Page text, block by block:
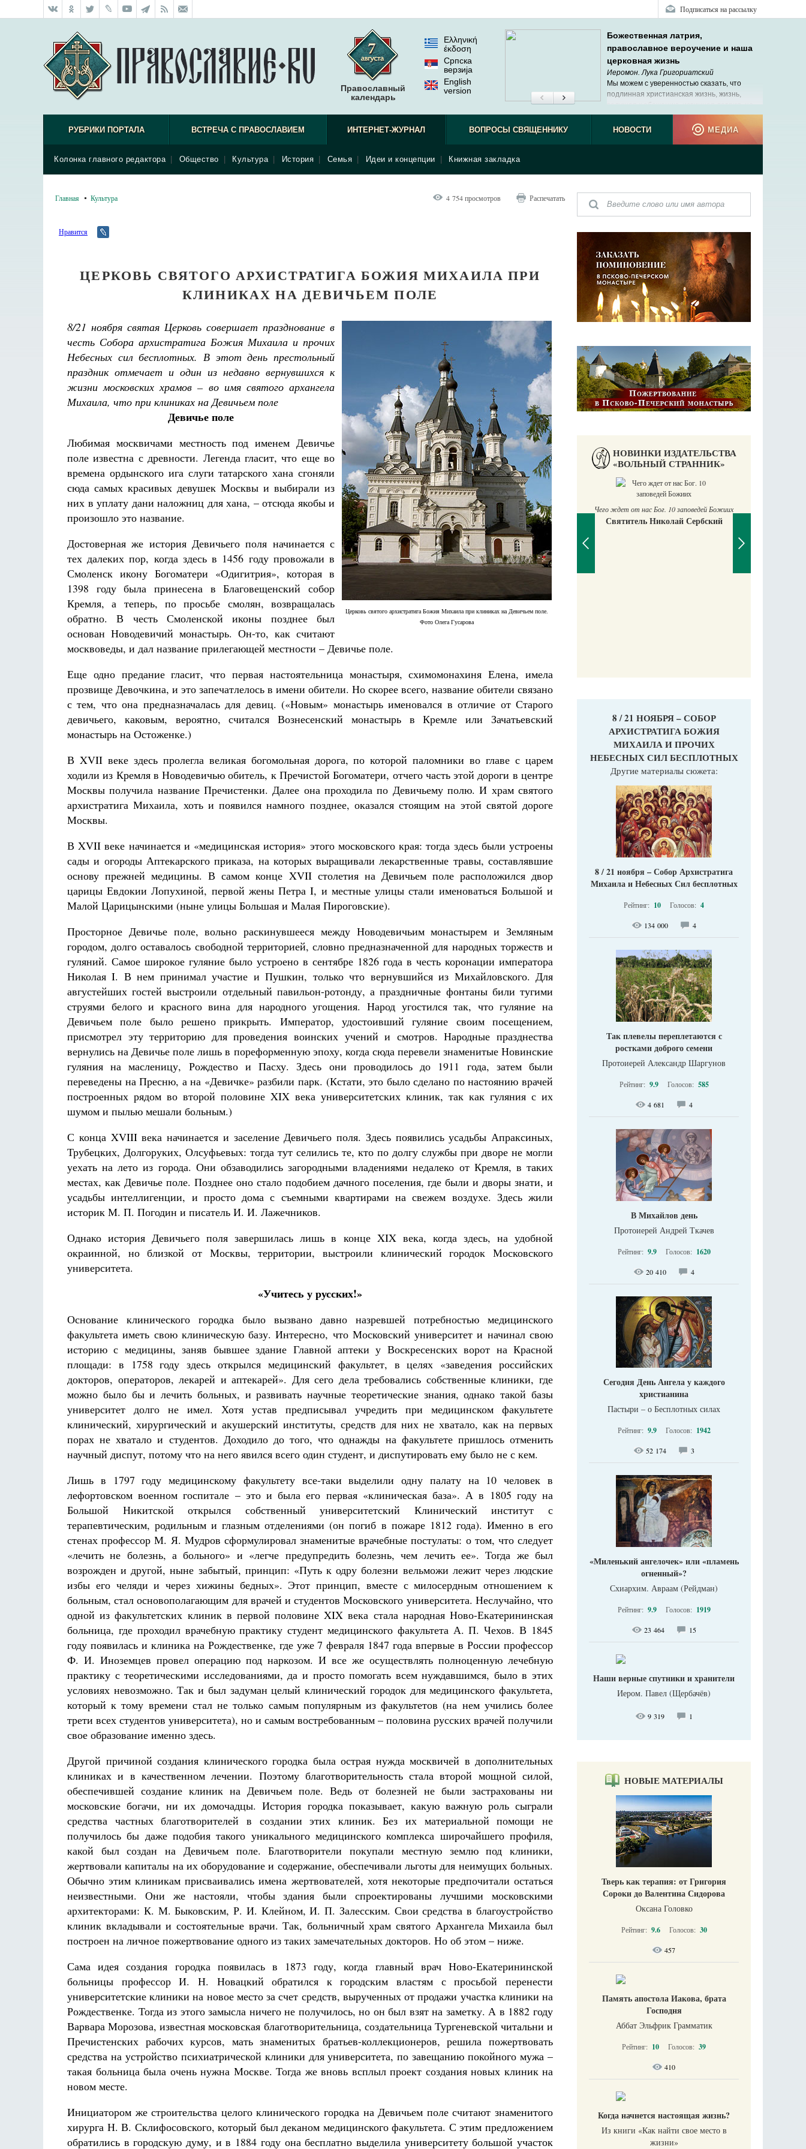
Подписаться на рассылку
Православный
календарь
Ελληνική
έκδοση
Српска
верзиjа
English
version
Божественная латрия,
православное вероучение и наша
церковная жизнь
Иеромон. Лука Григориатский
Мы можем с уверенностью сказать, что
подлинная христианская жизнь, жизнь,
исчезли в наше время.
РУБРИКИ ПОРТАЛА ВСТРЕЧА С ПРАВОСЛАВИЕМ ИНТЕРНЕТ-ЖУРНАЛ
Колонка главного редактора Общество Культура История Семья Идеи и концепции Книжная закладка
ВОПРОСЫ СВЯЩЕННИКУ НОВОСТИ МЕДИА
Главная Культура 4 754 просмотров Распечатать
Нравится
ЦЕРКОВЬ СВЯТОГО АРХИСТРАТИГА БОЖИЯ МИХАИЛА ПРИ
КЛИНИКАХ НА ДЕВИЧЬЕМ ПОЛЕ
Церковь святого архистратига Божия Михаила при клиниках на Девичьем поле.
Фото Олега Гусарова
8/21 ноября святая Церковь совершает празднование в
честь Собора архистратига Божия Михаила и прочих
Небесных сил бесплотных. В этот день престольный
праздник отмечает и один из недавно вернувшихся к
жизни московских храмов – во имя святого архангела
Михаила, что при клиниках на Девичьем поле
Девичье поле
Любимая москвичами местность под именем Девичье
поле известна с древности. Легенда гласит, что еще во
времена ордынского ига слуги татарского хана сгоняли
сюда самых красивых девушек Москвы и выбирали из
них в уплату дани наложниц для хана, – отсюда якобы и
произошло это название.
Достоверная же история Девичьего поля начинается с
тех далеких пор, когда здесь в 1456 году провожали в
Смоленск икону Богоматери «Одигитрия», которая в
1398 году была принесена в Благовещенский собор
Кремля, а теперь, по просьбе смолян, возвращалась
обратно. В честь Смоленской иконы позднее был
основан Новодевичий монастырь. Он-то, как считают
москвоведы, и дал название прилегающей местности – Девичье поле.
Еще одно предание гласит, что первая настоятельница монастыря, схимомонахиня Елена, имела
прозвище Девочкина, и это запечатлелось в имени обители. Но скорее всего, название обители связано
с тем, что она предназначалась для девиц. («Новым» монастырь именовался в отличие от Старого
девичьего, каковым, вероятно, считался Вознесенский монастырь в Кремле или Зачатьевский
монастырь на Остоженке.)
В XVII веке здесь пролегла великая богомольная дорога, по которой паломники во главе с царем
ходили из Кремля в Новодевичью обитель, к Пречистой Богоматери, отчего часть этой дороги в центре
Москвы получила название Пречистенки. Далее она проходила по Девичьему полю. И храм святого
архистратига Михаила, хоть и появился намного позднее, оказался стоящим на этой святой дороге
Москвы.
В XVII веке начинается и «медицинская история» этого московского края: тогда здесь были устроены
сады и огороды Аптекарского приказа, на которых выращивали лекарственные травы, составлявшие
основу прежней медицины. В самом конце XVII столетия на Девичьем поле расположился двор
царицы Евдокии Лопухиной, первой жены Петра I, и местные улицы стали именоваться Большой и
Малой Царицынскими (ныне улицы Большая и Малая Пироговские).
Просторное Девичье поле, вольно раскинувшееся между Новодевичьим монастырем и Земляным
городом, долго оставалось свободной территорией, словно предназначенной для народных торжеств и
гуляний. Самое широкое гуляние было устроено в сентябре 1826 года в честь коронации императора
Николая I. В нем принимал участие и Пушкин, только что вернувшийся из Михайловского. Для
августейших гостей выстроили отдельный павильон-ротонду, а праздничные фонтаны били тугими
струями белого и красного вина для народного угощения. Народ угостился так, что гуляние на
Девичьем поле было решено прикрыть. Император, удостоивший гуляние своим посещением,
присмотрел эту территорию для проведения воинских учений и смотров. Народные празднества
вернулись на Девичье поле лишь в пореформенную эпоху, когда сюда перевели знаменитые Новинские
гуляния на масленицу, Рождество и Пасху. Здесь они проводилось до 1911 года, затем были
переведены на Пресню, а на «Девичке» разбили парк. (Кстати, это было сделано по настоянию врачей
построенных рядом во второй половине XIX века университетских клиник, так как гуляния с их
шумом и пылью мешали больным.)
С конца XVIII века начинается и заселение Девичьего поля. Здесь появились усадьбы Апраксиных,
Трубецких, Долгоруких, Олсуфьевых: тогда тут селились те, кто по долгу службы при дворе не могли
уехать на лето из города. Они обзаводились загородными владениями недалеко от Кремля, в таких
местах, как Девичье поле. Позднее оно стало подобием дачного поселения, где были и дворы знати, и
усадьбы интеллигенции, и просто дома с съемными квартирами на свежем воздухе. Здесь жили
историк М. П. Погодин и писатель И. И. Лажечников.
Однако история Девичьего поля завершилась лишь в конце XIX века, когда здесь, на удобной
окраинной, но близкой от Москвы, территории, выстроили клинический городок Московского
университета.
«Учитесь у русских!»
Основание клинического городка было вызвано давно назревшей потребностью медицинского
факультета иметь свою клиническую базу. Интересно, что Московский университет и начинал свою
историю с медицины, заняв бывшее здание Главной аптеки у Воскресенских ворот на Красной
площади: в 1758 году здесь открылся медицинский факультет, в целях «заведения российских
докторов, операторов, лекарей и аптекарей». Для сего дела требовались собственные клиники, где
можно было бы и лечить больных, и развивать научные теоретические знания, однако такой базы
университет долго не имел. Хотя устав предписывал учредить при медицинском факультете
клинический, хирургический и акушерский институты, средств для них не хватало, как на первых
порах не хватало и студентов. Доходило до того, что однажды на факультете пришлось отменить
научный диспут, потому что на него явился всего один студент, и диспутировать ему было не с кем.
Лишь в 1797 году медицинскому факультету все-таки выделили одну палату на 10 человек в
лефортовском военном госпитале – это и была его первая «клиническая база». А в 1805 году на
Большой Никитской открылся собственный университетский Клинический институт с
терапевтическим, родильным и глазным отделениями (он погиб в пожаре 1812 года). Именно в его
стенах профессор М. Я. Мудров сформулировал знаменитые врачебные постулаты: о том, что следует
«лечить не болезнь, а больного» и «легче предупредить болезнь, чем лечить ее». Тогда же был
возрожден и другой, ныне забытый, принцип: «Путь к одру болезни вельможи лежит через людские
избы его челяди и через хижины бедных». Этот принцип, вместе с милосердным отношением к
больным, стал основополагающим для врачей и студентов Московского университета. Неслучайно, что
одной из факультетских клиник в первой половине XIX века стала народная Ново-Екатерининская
больница, где проходил врачебную практику студент медицинского факультета А. П. Чехов. В 1845
году появилась и клиника на Рождественке, где уже 7 февраля 1847 года впервые в России профессор
Ф. И. Иноземцев провел операцию под наркозом. И все же осуществлять полноценную лечебную
практику с теоретическими исследованиями, да и просто помогать всем нуждавшимся, было в этих
условиях невозможно. Так и был задуман целый клинический городок для медицинского факультета,
который к тому времени стал не только самым популярным из факультетов (на нем учились более
трети всех студентов университета), но и самым востребованным – половина русских врачей получили
свое образование именно здесь.
Другой причиной создания клинического городка была острая нужда москвичей в дополнительных
клиниках и в качественном лечении. Поэтому благотворительность стала второй мощной силой,
обеспечившей создание клиник на Девичьем поле. Ведь от болезней не были застрахованы ни
московские богачи, ни их домочадцы. История городка показывает, какую важную роль сыграли
средства частных благотворителей в создании этих клиник. Без их материальной помощи не
получилось бы даже подобия такого уникального медицинского комплекса широчайшего профиля,
какой был создан на Девичьем поле. Благотворители покупали местную землю под клиники,
жертвовали капиталы на их оборудование и содержание, обеспечивали льготы для неимущих больных.
Обычно этим клиникам присваивались имена жертвователей, хотя некоторые предпочитали остаться
неизвестными. Они же настояли, чтобы здания были спроектированы лучшими московскими
архитекторами: К. М. Быковским, Р. И. Клейном, И. П. Залесским. Свои средства в благоустройство
клиник вкладывали и состоятельные врачи. Так, больничный храм святого Архангела Михаила был
построен на личное пожертвование одного из таких замечательных докторов. Но об этом – ниже.
Сама идея создания городка появилась в 1873 году, когда главный врач Ново-Екатерининской
больницы профессор И. Н. Новацкий обратился к городским властям с просьбой перенести
университетские клиники на новое место за счет средств, вырученных от продажи участка клиники на
Рождественке. Тогда из этого замысла ничего не получилось, но он был взят на заметку. А в 1882 году
Варвара Морозова, известная московская благотворительница, создательница Тургеневской читальни и
Пречистенских рабочих курсов, мать знаменитых братьев-коллекционеров, решила пожертвовать
средства на устройство психиатрической клиники для университета, по завещанию покойного мужа –
такая больница была очень нужна Москве. Тогда же вновь всплыл проект создания новых клиник на
новом месте.
Инициатором же строительства целого клинического городка на Девичьем поле считают знаменитого
хирурга Н. В. Склифосовского, который был деканом медицинского факультета. С этим предложением
обратились в городскую думу, и в 1884 году она бесплатно выделила университету большой участок
НОВИНКИ ИЗДАТЕЛЬСТВА
«ВОЛЬНЫЙ СТРАННИК»
Разлуки не будет
Фредерика де Грааф
Как найти своё место в жизни
Кирилл Мурышев
Великомученик Георгий Победоносец. Научись у
святого
Роман Котов
Чего ждет от нас Бог. 10 заповедей Божиих
Святитель Николай Сербский
8 / 21 НОЯБРЯ – СОБОР
АРХИСТРАТИГА БОЖИЯ
МИХАИЛА И ПРОЧИХ
НЕБЕСНЫХ СИЛ БЕСПЛОТНЫХ
Другие материалы сюжета:
8 / 21 ноября – Собор Архистратига
Михаила и Небесных Сил бесплотных
Рейтинг: 10 Голосов: 4
134 000 4
Так плевелы переплетаются с
ростками доброго семени
Протоиерей Александр Шаргунов
Рейтинг: 9.9 Голосов: 585
4 681 4
В Михайлов день
Протоиерей Андрей Ткачев
Рейтинг: 9.9 Голосов: 1620
20 410 4
Сегодня День Ангела у каждого
христианина
Пастыри – о Бесплотных силах
Рейтинг: 9.9 Голосов: 1942
52 174 3
«Миленький ангелочек» или «пламень
огненный»?
Схиархим. Авраам (Рейдман)
Рейтинг: 9.9 Голосов: 1919
23 464 15
Наши верные спутники и хранители
Иером. Павел (Щербачёв)
9 319 1
НОВЫЕ МАТЕРИАЛЫ
Тверь как терапия: от Григория
Сороки до Валентина Сидорова
Оксана Головко
Рейтинг: 9.6 Голосов: 30
457
Память апостола Иакова, брата
Господня
Аббат Эльфрик Грамматик
Рейтинг: 10 Голосов: 39
410
Когда начнется настоящая жизнь?
Из книги «Как найти свое место в
жизни​»